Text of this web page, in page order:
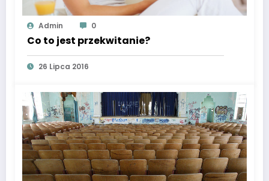
Admin 0
Co to jest przekwitanie?
26 Lipca 2016